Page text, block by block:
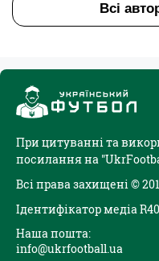
Всі
При цитуванні та
посилання на
Всі права захищені ©
Ідентифікатор медіа
Наша пошта:
info@ukrfootball.ua